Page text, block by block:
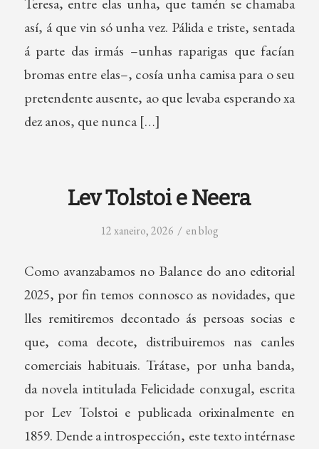
así, á que vin só unha vez. Pálida e triste, sentada
á parte das irmás –unhas raparigas que facían
bromas entre elas–, cosía unha camisa para o seu
pretendente ausente, ao que levaba esperando xa
dez anos, que nunca […]
Lev Tolstoi e Neera
12 xaneiro, 2026 / enblog
Como avanzabamos no Balance do ano editorial
2025, por fin temos connosco as novidades, que
lles remitiremos decontado ás persoas socias e
que, coma decote, distribuiremos nas canles
comerciais habituais. Trátase, por unha banda,
da novela intitulada Felicidade conxugal, escrita
por Lev Tolstoi e publicada orixinalmente en
1859. Dende a introspección, este texto intérnase